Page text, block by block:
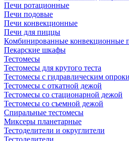
Печи ротационные
Печи подовые
Печи конвекционные
Печи для пиццы
Комбинированные конвекционные
Пекарские шкафы
Тестомесы
Тестомесы для крутого теста
Тестомесы с гидравлическим
Тестомесы с откатной дежой
Тестомесы со стационарной дежой
Тестомесы со съемной дежой
Спиральные тестомесы
Миксеры планетарные
Тестоделители и округлители
Тестоделители